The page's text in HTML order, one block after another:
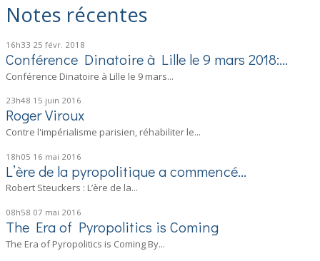
Notes récentes
16h33 25 févr. 2018
Conférence Dinatoire à Lille le 9 mars 2018:...
Conférence Dinatoire à Lille le 9 mars...
23h48 15 juin 2016
Roger Viroux
Contre l'impérialisme parisien, réhabiliter le...
18h05 16 mai 2016
L’ère de la pyropolitique a commencé…
Robert Steuckers : L’ère de la...
08h58 07 mai 2016
The Era of Pyropolitics is Coming
The Era of Pyropolitics is Coming By...